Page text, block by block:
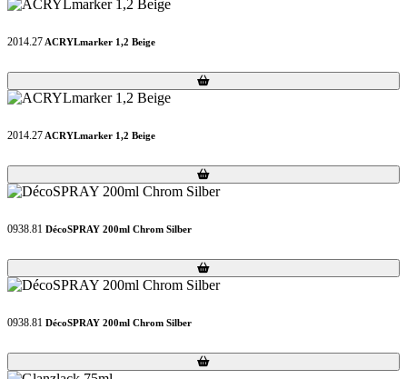
2014.27 ACRYLmarker 1,2 Beige
Loading...
Loading...
2014.27 ACRYLmarker 1,2 Beige
Loading...
Loading...
0938.81 DécoSPRAY 200ml Chrom Silber
Loading...
Loading...
0938.81 DécoSPRAY 200ml Chrom Silber
Loading...
Loading...